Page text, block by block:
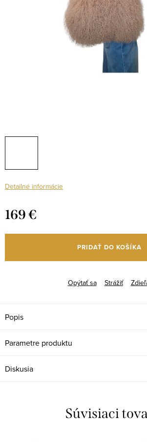
Detailné informácie
169 €
cena:
PRIDAŤ DO KOŠÍKA
Opýtať sa Strážiť
Popis
Parametre produktu
Diskusia
Súvisiaci